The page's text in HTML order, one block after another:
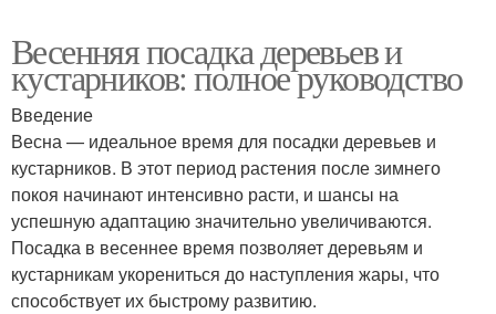
Весенняя посадка деревьев и
кустарников: полное руководство
Введение
Весна — идеальное время для посадки деревьев и
кустарников. В этот период растения после зимнего
покоя начинают интенсивно расти, и шансы на
успешную адаптацию значительно увеличиваются.
Посадка в весеннее время позволяет деревьям и
кустарникам укорениться до наступления жары, что
способствует их быстрому развитию.